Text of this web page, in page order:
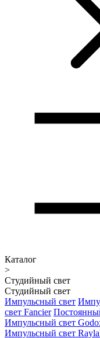
Каталог
>
Студийный свет
Студийный свет
Импульсный свет
свет Fancier
Импульсный свет
Импульсный свет